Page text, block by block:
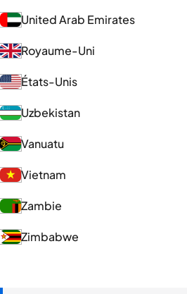
United Arab Emirates
Royaume-Uni
États-Unis
Uzbekistan
Vanuatu
Vietnam
Zambie
Zimbabwe